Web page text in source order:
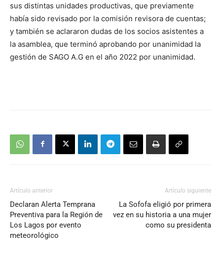
sus distintas unidades productivas, que previamente
había sido revisado por la comisión revisora de cuentas;
y también se aclararon dudas de los socios asistentes a
la asamblea, que terminó aprobando por unanimidad la
gestión de SAGO A.G en el año 2022 por unanimidad.
Artículo anterior
Declaran Alerta Temprana
Preventiva para la Región de
Los Lagos por evento
meteorológico
Artículo siguiente
La Sofofa eligió por primera
vez en su historia a una mujer
como su presidenta